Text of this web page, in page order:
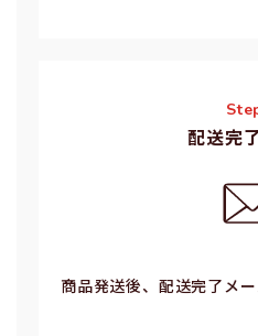
配送完
商品発送後、配送完了メ